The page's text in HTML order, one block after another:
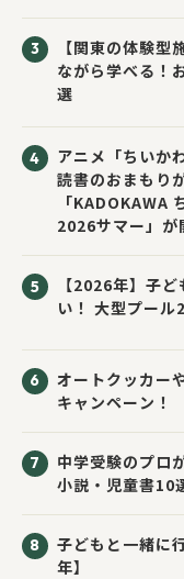
【関東の体験型
ながら学べる！
選
アニメ「ちいか
読書のおまもり
「KADOKAWA
2026サマー」
【2026年】子
い！ 大型プール
オートクッカー
キャンペーン！
中学受験のプロ
小説・児童書10
子どもと一緒に
年】